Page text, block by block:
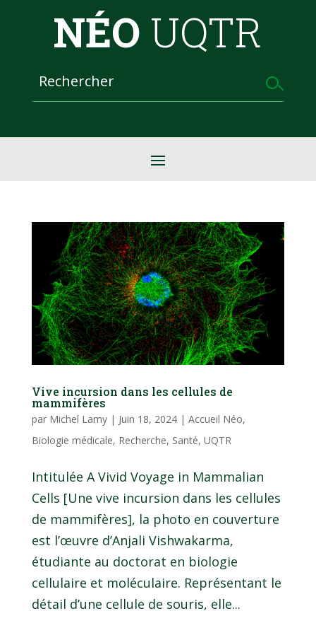
NÉO UQTR
Vive incursion dans les cellules de
mammifères
par Michel Lamy| Juin 18, 2024| Accueil Néo,
Biologie médicale, Recherche, Santé, UQTR
Intitulée A Vivid Voyage in Mammalian
Cells [Une vive incursion dans les cellules
de mammifères], la photo en couverture
est l’œuvre d’Anjali Vishwakarma,
étudiante au doctorat en biologie
cellulaire et moléculaire. Représentant le
détail d’une cellule de souris, elle...